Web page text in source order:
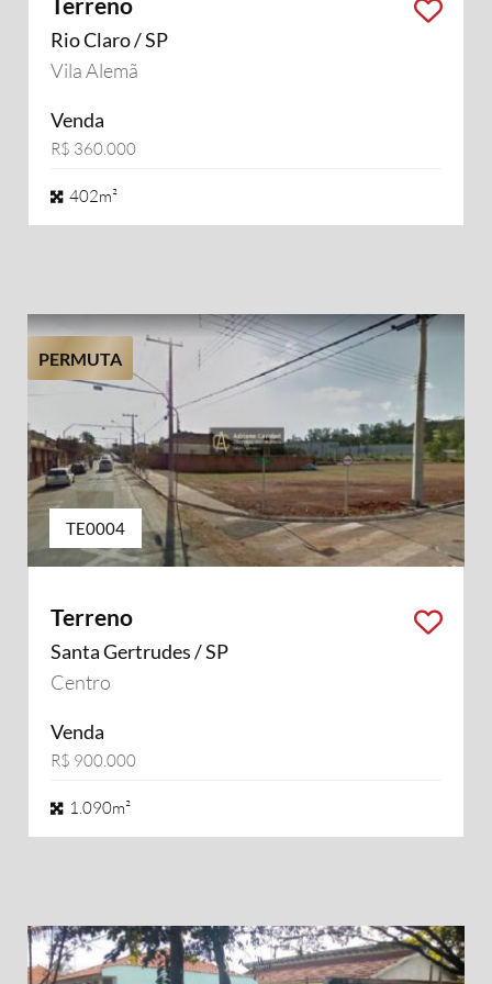
Rio Claro / SP
Vila Alemã
Venda
R$ 360.000
402m²
PERMUTA
TE0004
Terreno
Santa Gertrudes / SP
Centro
Venda
R$ 900.000
1.090m²